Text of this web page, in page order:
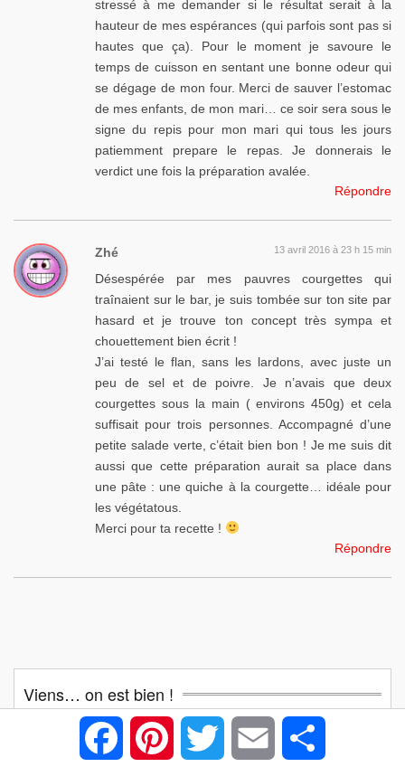
stressé à me demander si le résultat serait à la
hauteur de mes espérances (qui parfois sont pas si
hautes que ça). Pour le moment je savoure le
temps de cuisson en sentant une bonne odeur qui
se dégage de mon four. Merci de sauver l’estomac
de mes enfants, de mon mari… ce soir sera sous le
signe du repis pour mon mari qui tous les jours
patiemment prepare le repas. Je donnerais le
verdict une fois la préparation avalée.
Répondre
Zhé 13 avril 2016 à 23 h 15 min
Désespérée par mes pauvres courgettes qui
traînaient sur le bar, je suis tombée sur ton site par
hasard et je trouve ton concept très sympa et
chouettement bien écrit !
J’ai testé le flan, sans les lardons, avec juste un
peu de sel et de poivre. Je n’avais que deux
courgettes sous la main ( environs 450g) et cela
suffisait pour trois personnes. Accompagné d’une
petite salade verte, c’était bien bon ! Je me suis dit
aussi que cette préparation aurait sa place dans
une pâte : une quiche à la courgette… idéale pour
les végétatous.
Merci pour ta recette !
Répondre
Viens… on est bien !
pour être informé en direct livede mesnouvelles
publiées !
Facebook Pinterest Twitter Email